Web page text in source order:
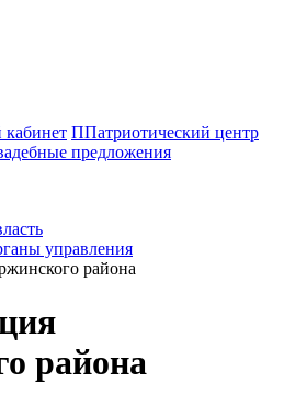
кабинет ППатриотический центр
предложения
управления
района
района